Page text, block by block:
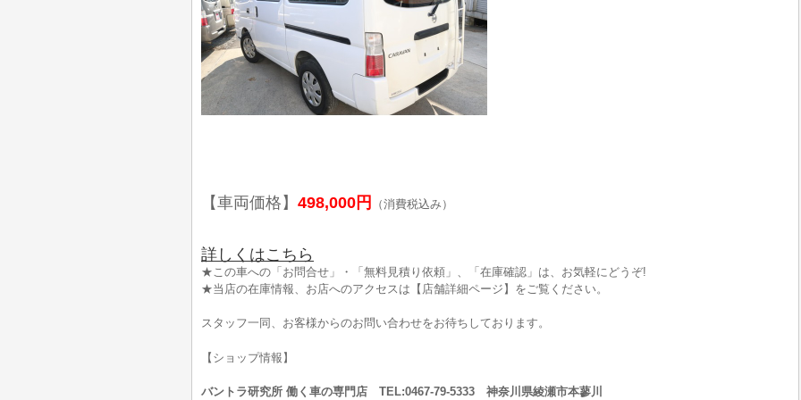
【車両価格】 498,000円 （消費税込み）
詳しくはこちら
★この車への「お問合せ」・「無料見積り依頼」、「在庫確認」は、お気軽にどうぞ!
★当店の在庫情報、お店へのアクセスは【店舗詳細ページ】をご覧ください。
スタッフ一同、お客様からのお問い合わせをお待ちしております。
【ショップ情報】
バントラ研究所 働く車の専門店 TEL:0467-79-5333 神奈川県綾瀬市本蓼川